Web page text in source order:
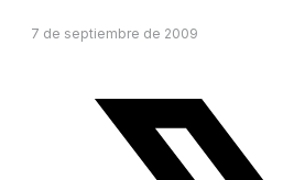
7 de septiembre de 2009